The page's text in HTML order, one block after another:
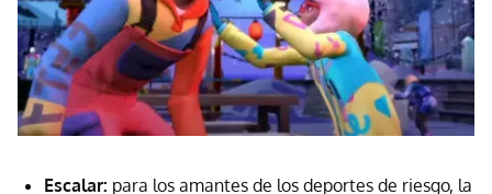
Escalar: para los amantes de los deportes de riesgo, la